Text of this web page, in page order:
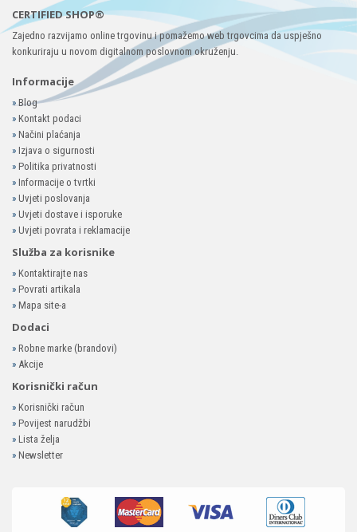
CERTIFIED SHOP®
Zajedno razvijamo online trgovinu i pomažemo web trgovcima da uspješno
konkuriraju u novom digitalnom poslovnom okruženju.
Informacije
»Blog
» Kontakt podaci
» Načini plaćanja
» Izjava o sigurnosti
» Politika privatnosti
» Informacije o tvrtki
» Uvjeti poslovanja
» Uvjeti dostave i isporuke
» Uvjeti povrata i reklamacije
Služba za korisnike
» Kontaktirajte nas
» Povrati artikala
» Mapa site-a
Dodaci
» Robne marke (brandovi)
» Akcije
Korisnički račun
» Korisnički račun
» Povijest narudžbi
» Lista želja
» Newsletter